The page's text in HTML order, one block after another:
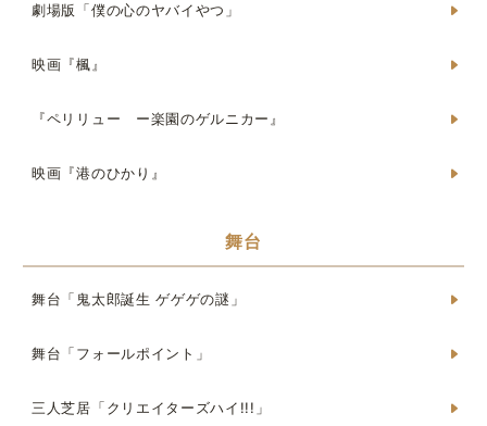
劇場版「僕の心のヤバイやつ」
映画『楓』
『ペリリュー ー楽園のゲルニカー』
映画『港のひかり』
舞台
舞台「鬼太郎誕生 ゲゲゲの謎」
舞台「フォールポイント」
三人芝居「クリエイターズハイ!!!」